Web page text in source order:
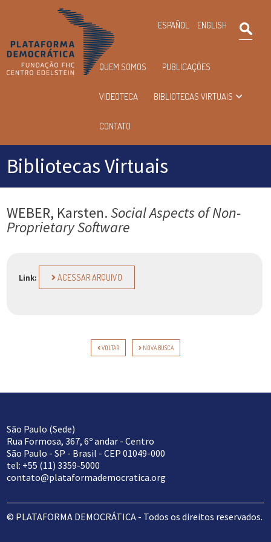
ESPAÑOL ENGLISH
Menu
principal
QUEM SOMOS PUBLICAÇÕES
VIDEOTECA BIBLIOTECAS VIRTUAIS
CONTATO
Bibliotecas Virtuais
WEBER, Karsten.Social Aspects of Non-
Proprietary Software
Link: ACESSAR ARQUIVO
VOLTAR NOVA BUSCA
São Paulo (Sede)
Rua Formosa, 367, 6º andar - Centro
São Paulo - SP - Brasil - CEP 01049-000
tel: +55 (11) 3359-5000
contato@plataformademocratica.org
© PLATAFORMA DEMOCRÁTICA - Todos os direitos reservados.